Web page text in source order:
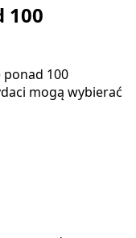
100
100
mogą wybierać